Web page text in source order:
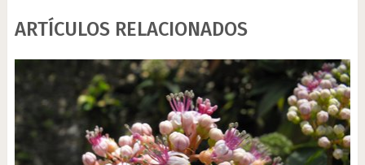
ARTÍCULOS RELACIONADOS